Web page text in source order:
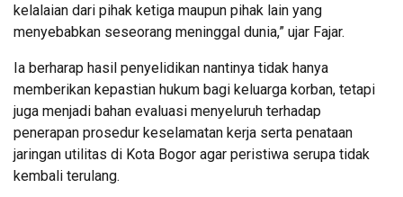
kelalaian dari pihak ketiga maupun pihak lain yang
menyebabkan seseorang meninggal dunia,” ujar Fajar.
Ia berharap hasil penyelidikan nantinya tidak hanya
memberikan kepastian hukum bagi keluarga korban, tetapi
juga menjadi bahan evaluasi menyeluruh terhadap
penerapan prosedur keselamatan kerja serta penataan
jaringan utilitas di Kota Bogor agar peristiwa serupa tidak
kembali terulang.